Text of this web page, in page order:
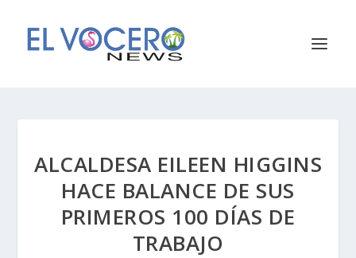
ALCALDESA EILEEN HIGGINS
HACE BALANCE DE SUS
PRIMEROS 100 DÍAS DE
TRABAJO